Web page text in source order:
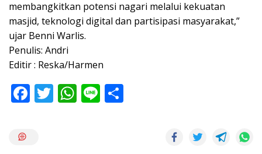
membangkitkan potensi nagari melalui kekuatan
masjid, teknologi digital dan partisipasi masyarakat,”
ujar Benni Warlis.
Penulis: Andri
Editir : Reska/Harmen
F T W Li